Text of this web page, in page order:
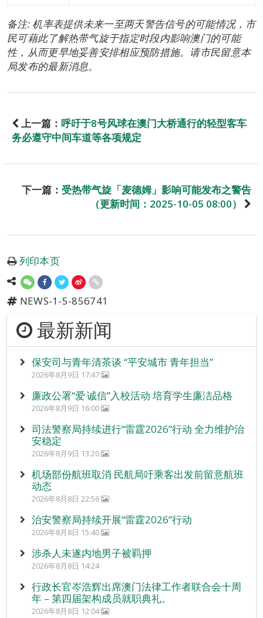
备注: 机率表提供未来一至两天警告信号的可能情况，市
民可藉此了解热带气旋于指定时段内影响澳门的可能
性，从而更早地妥善安排相应预防措施。请市民留意本
局发布的最新消息。
上一篇： 呼吁于8号风球在澳门大桥通行的轻型客车
务必遵守中间车道等各项规定
下一篇： 受热带气旋「麦德姆」影响可能发布之警告
（更新时间：2025-10-05 08:00）
列印本页
NEWS-1-5-856741
最新新闻
保安司与青年清茶谈 “平安城市 青年担当”
2026年8月9日 17:47
廉政公署“爱‧诚信”入校活动 培育学生廉洁品格
2026年8月9日 16:00
司法警察局持续进行“雷霆2026”行动 全力维护治
安稳定
2026年8月9日 13:20
机场部份航班取消 民航局吁乘客出发前留意航班
动态
2026年8月8日 22:56
治安警察局持续开展“雷霆2026”行动
2026年8月8日 15:40
涉杀人未遂内地男子被羁押
2026年8月8日 14:24
行政长官岑浩辉出席澳门法律工作者联合会十周
年 – 第四届架构成员就职典礼。
2026年8月8日 12:04